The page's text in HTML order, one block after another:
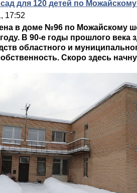
для 120 детей по
17:52
в доме №96 по Можайскому
В 90-е годы прошлого
областного и
Скоро здесь